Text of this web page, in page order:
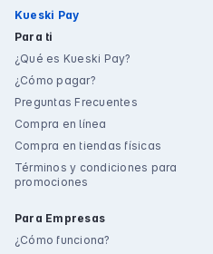
Kueski Pay
Para ti
¿Qué es Kueski Pay?
¿Cómo pagar?
Preguntas Frecuentes
Compra en línea
Compra en tiendas físicas
Términos y condiciones para
promociones
Para Empresas
¿Cómo funciona?